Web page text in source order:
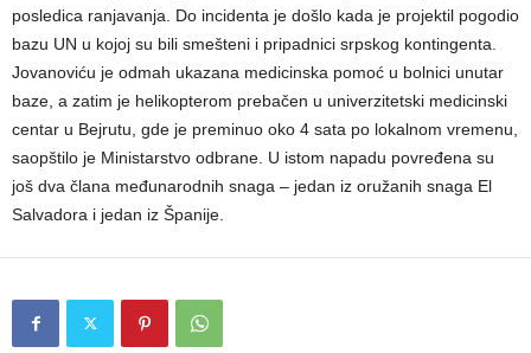
posledica ranjavanja. Do incidenta je došlo kada je projektil pogodio
bazu UN u kojoj su bili smešteni i pripadnici srpskog kontingenta.
Jovanoviću je odmah ukazana medicinska pomoć u bolnici unutar
baze, a zatim je helikopterom prebačen u univerzitetski medicinski
centar u Bejrutu, gde je preminuo oko 4 sata po lokalnom vremenu,
saopštilo je Ministarstvo odbrane. U istom napadu povređena su
još dva člana međunarodnih snaga – jedan iz oružanih snaga El
Salvadora i jedan iz Španije.